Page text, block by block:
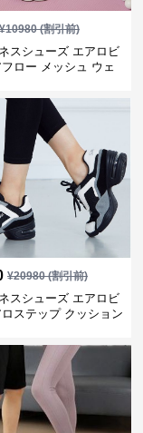
¥10980(割引前)
スシューズ エアロビ
ロー メッシュ ウェ
¥20980(割引前)
スシューズ エアロビ
ステップ クッション